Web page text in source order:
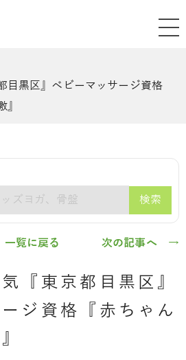
目黒区』ベビーマッサージ資格
』
検索
一覧に戻る 次の記事へ →
『東京都目黒区』
ジ資格『赤ちゃん